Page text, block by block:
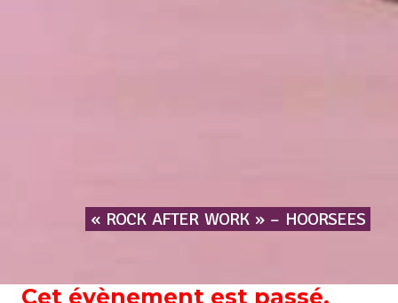
« ROCK AFTER WORK » – HOORSEES
Cet évènement est passé.